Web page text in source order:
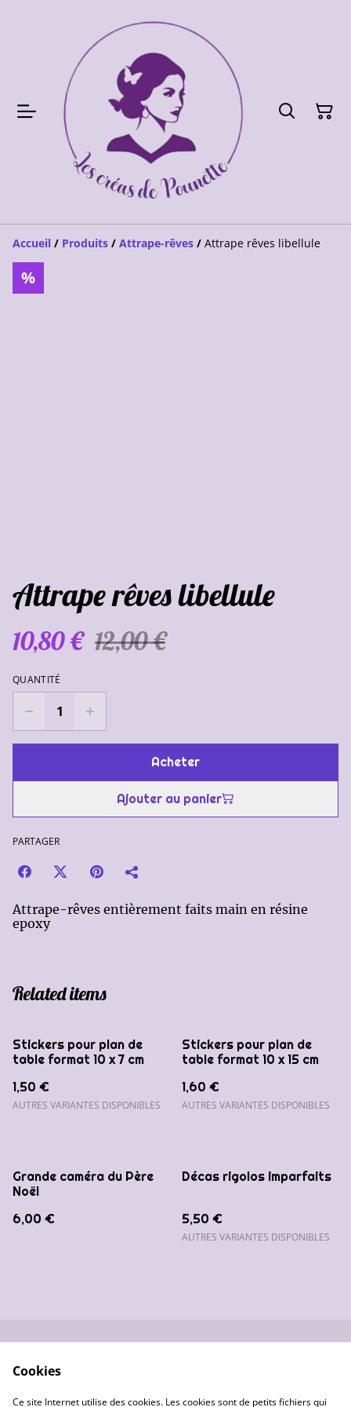
Accueil / Produits / Attrape-rêves / Attrape rêves libellule
%
Attrape rêves libellule
10,80 € 12,00 €
QUANTITÉ
Acheter
Ajouter au panier
PARTAGER
Attrape-rêves entièrement faits main en résine
epoxy
Related items
Stickers pour plan de
table format 10 x 7 cm
1,50 €
AUTRES VARIANTES DISPONIBLES
Stickers pour plan de
table format 10 x 15 cm
1,60 €
AUTRES VARIANTES DISPONIBLES
Grande caméra du Père
Noël
6,00 €
Décas rigolos imparfaits
5,50 €
AUTRES VARIANTES DISPONIBLES
Données
Gestion des cookies
Cookies
Ce site Internet utilise des cookies. Les cookies sont de petits fichiers qui